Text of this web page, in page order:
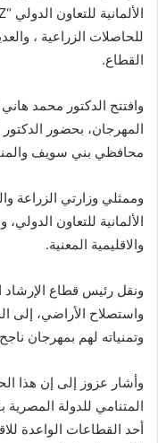
للحاصلات الزراعية ،
القطاع.
وافتتح الدكتور محمد
المهرجان، بحضور
محافظي بني سويف
وممثلي وزارتي الزراعة
الألمانية للتعاون
والاقليمية المعنية.
ونقل رئيس قطاع الإرشاد
واستصلاح الأراضي، إلى
وتمنياته لهم بمهرجان
وأشار عزوز إلى إن هذا
المتنامي للدولة المصرية
أحد القطاعات الواعدة